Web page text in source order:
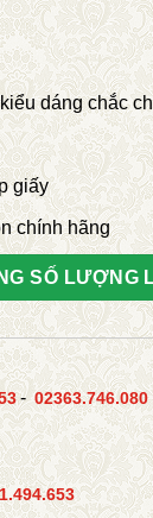
dáng chắc
giấy
chính hãng
SỐ LƯỢNG
- 02363.746.080